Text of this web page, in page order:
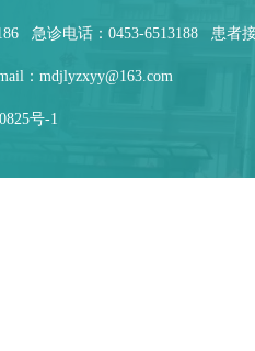
急诊电话：0453-6513188 患者
：mdjlyzxyy@163.com
号-1